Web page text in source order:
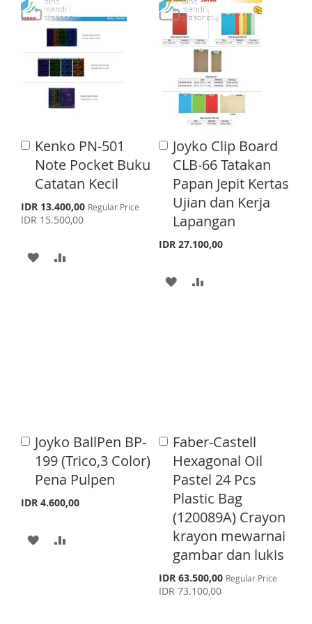
D
D
T
O
W
S
H
L
I
S
D
D
T
O
C
M
P
A
R
D
D
O
W
S
H
L
I
S
T
D
T
O
C
O
M
P
A
R
E
Kenko PN-501
Note Pocket Buku
Catatan Kecil
S
p
e
IDR 13.400,00 Regular Price
IDR 15.500,00
A
d
d
t
C
a
tA
H
L
I
P
A
R
Joyko Clip Board
CLB-66 Tatakan
Papan Jepit Kertas
Ujian dan Kerja
Lapangan
IDR 27.100,00
A
d
d
o
C
a
t
A
S
H
L
I
S
T
M
P
A
R
E
Joyko BallPen BP-
199 (Trico,3 Color)
Pena Pulpen
IDR 4.600,00
A
d
d
C
r
tA
Faber-Castell
Hexagonal Oil
Pastel 24 Pcs
Plastic Bag
(120089A) Crayon
krayon mewarnai
gambar dan lukis
S
p
e
IDR 63.500,00 Regular Price
IDR 73.100,00
A
d
d
o
C
a
r
t